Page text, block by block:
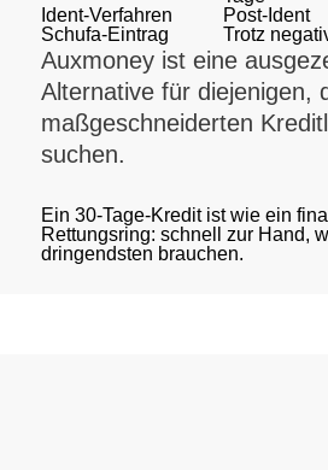
Ident-Verfahren
Post-Ident
Schufa-Eintrag
Trotz
Auxmoney ist eine
Alternative für diejenigen,
maßgeschneiderten
suchen.
Ein 30-Tage-Kredit ist wie ein
Rettungsring: schnell zur Hand,
dringendsten brauchen.